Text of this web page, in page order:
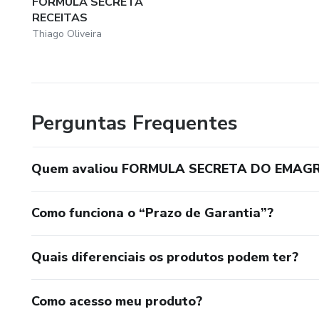
RECEITAS
Thiago Oliveira
Perguntas Frequentes
Quem avaliou FORMULA SECRETA DO
Como funciona o “Prazo de Garantia”?
Quais diferenciais os produtos podem ter?
Como acesso meu produto?